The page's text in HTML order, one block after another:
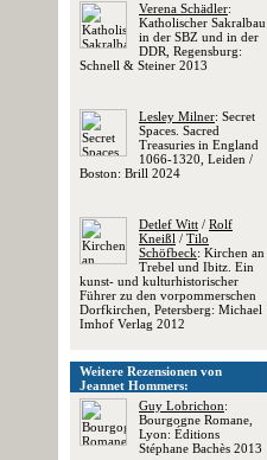
Verena Schädler:
Katholischer Sakralbau
in der SBZ und in der
DDR, Regensburg:
Schnell & Steiner 2013
Lesley Milner: Secret
Spaces. Sacred
Treasuries in England
1066-1320, Leiden /
Boston: Brill 2024
Detlef Witt / Rolf
Kneißl / Tilo
Schöfbeck: Kirchen an
Trebel und Ibitz. Ein
kunst- und kulturhistorischer
Führer zu den vorpommerschen
Dorfkirchen, Petersberg: Michael
Imhof Verlag 2012
Weitere Rezensionen von
Jeannet Hommers:
Guy Lobrichon:
Bourgogne Romane,
Lyon: Éditions
Stéphane Bachès 2013